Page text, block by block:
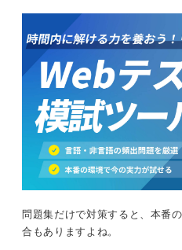
問題集だけで対策すると、本番
合もありますよね。